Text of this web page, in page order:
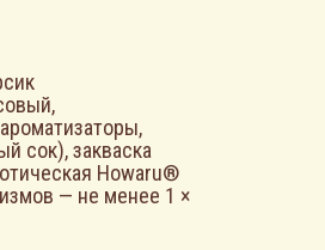
сок), закваска
Howaru®
— не менее 1 ×